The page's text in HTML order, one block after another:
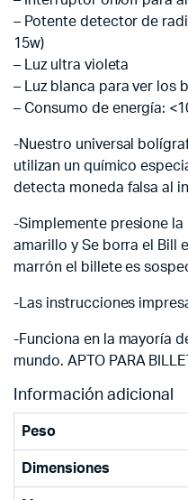
– Potente detector de
15w)
– Luz ultra violeta
– Luz blanca para ver los
– Consumo de energía:
-Nuestro universal
utilizan un químico
detecta moneda falsa al
-Simplemente presione la
amarillo y Se borra el Bill
marrón el billete es
-Las instrucciones
-Funciona en la mayoría
mundo. APTO PARA
Información adicional
Peso
Dimensiones